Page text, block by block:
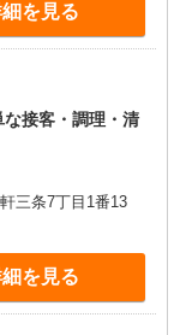
を見る
接客・調理・清
三条7丁目1番13
を見る